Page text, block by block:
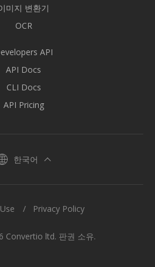
미지 변환기
OCR
API
API Docs
CLI Docs
API Pricing
한국어
Convertio ltd. 판권 소유.
Privacy Policy